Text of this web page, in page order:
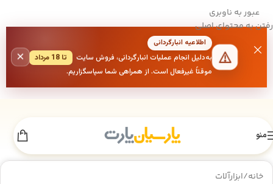
عبور به ناوبری
رفتن به محتوای اصلی
اطلاعیه انبارگردانی
به‌دلیل انجام عملیات انبارگردانی، فروش سایت
تا 18 مرداد
موقتاً غیرفعال است. از همراهی شما سپاسگزاریم.
×
منو
خانه/ابزارآلات